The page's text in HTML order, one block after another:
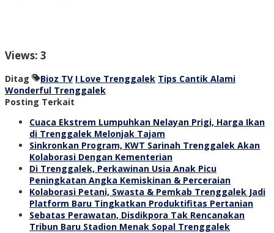
Views: 3
Ditag Bioz TV I Love Trenggalek Tips Cantik Alami
Wonderful Trenggalek
Posting Terkait
Cuaca Ekstrem Lumpuhkan Nelayan Prigi, Harga Ikan
di Trenggalek Melonjak Tajam
Sinkronkan Program, KWT Sarinah Trenggalek Akan
Kolaborasi Dengan Kementerian
Di Trenggalek, Perkawinan Usia Anak Picu
Peningkatan Angka Kemiskinan & Perceraian
Kolaborasi Petani, Swasta & Pemkab Trenggalek Jadi
Platform Baru Tingkatkan Produktifitas Pertanian
Sebatas Perawatan, Disdikpora Tak Rencanakan
Tribun Baru Stadion Menak Sopal Trenggalek